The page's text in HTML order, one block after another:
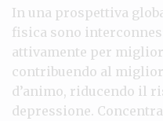
In una prospettiva
fisica sono
attivamente per
contribuendo al
d’animo, riducendo il
depressione.